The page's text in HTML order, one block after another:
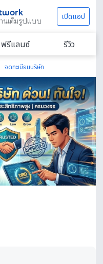
นเต็มรูปแบบ เปิดแอป
ฟรีแลนซ์ รีวิว
จดทะเบียนบริษัท